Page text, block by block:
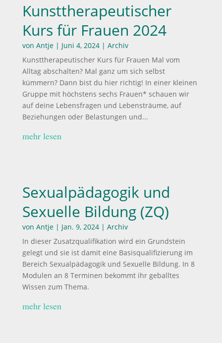
Kunsttherapeutischer
Kurs für Frauen 2024
von Antje| Juni 4, 2024| Archiv
Kunsttherapeutischer Kurs für Frauen Mal vom
Alltag abschalten? Mal ganz um sich selbst
kümmern? Dann bist du hier richtig! In einer kleinen
Gruppe mit höchstens sechs Frauen* schauen wir
auf deine Lebensfragen und Lebensträume, auf
Beziehungen oder Belastungen und...
mehr lesen
Sexualpädagogik und
Sexuelle Bildung (ZQ)
von Antje| Jan. 9, 2024| Archiv
In dieser Zusatzqualifikation wird ein Grundstein
gelegt und sie ist damit eine Basisqualifizierung im
Bereich Sexualpädagogik und Sexuelle Bildung. In 8
Modulen an 8 Terminen bekommt ihr geballtes
Wissen zum Thema.
mehr lesen